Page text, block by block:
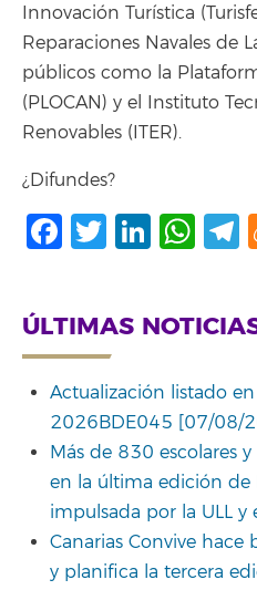
Innovación Turística
Reparaciones Navales de
públicos como la
(PLOCAN) y el Instituto
Renovables (ITER).
¿Difundes?
Facebook
Twitter
ÚLTIMAS
Actualización listado
2026BDE045 [07/08/
Más de 830 escolares
en la última edición de
impulsada por la ULL y
Canarias Convive hace
y planifica la tercera